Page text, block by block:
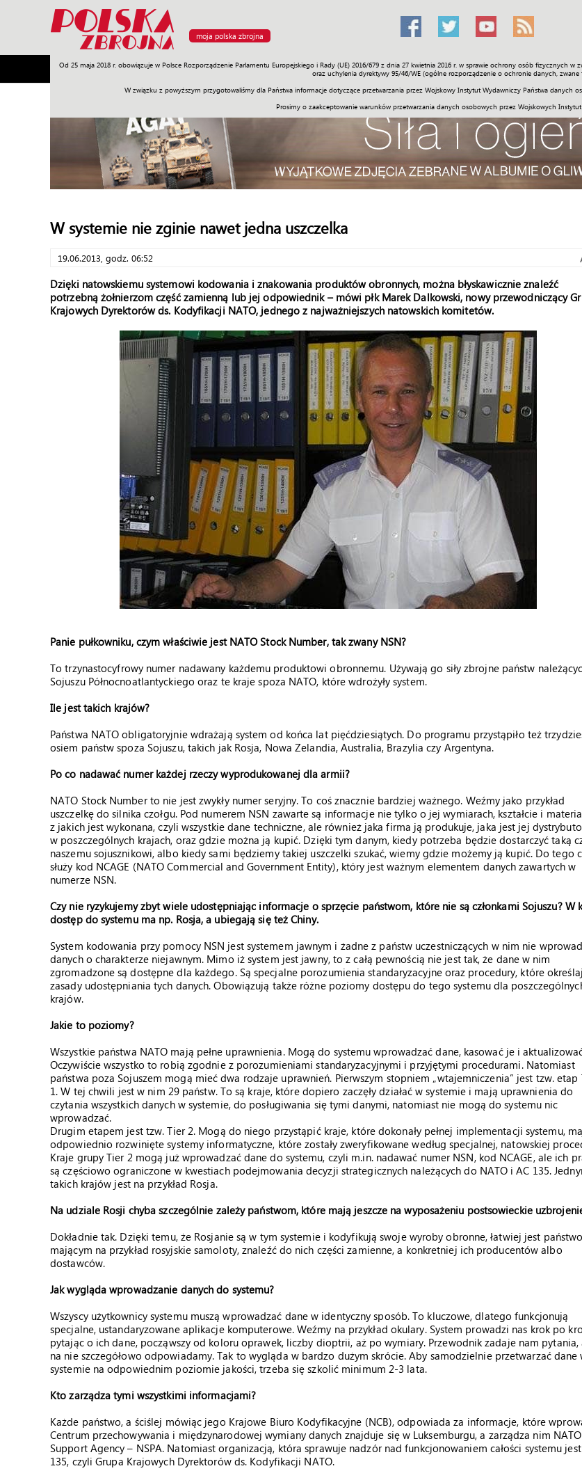
moja polska zbrojna
Od 25 maja 2018 r. obowiązuje w Polsce Rozporządzenie Parlamentu Europejskiego i Rady (UE) 2016/679 z dnia 27 kwietnia 2016 r. w sprawie ochrony osób fizycznych
oraz uchylenia dyrektywy 95/46/WE (ogólne rozporządzenie o ochronie danych, zwane
W związku z powyższym przygotowaliśmy dla Państwa informacje dotyczące przetwarzania przez Wojskowy Instytut Wydawniczy Państwa danych
Prosimy o zaakceptowanie warunków przetwarzania danych osobowych przez Wojskowych
Armia Poligon Sprzęt Misje Polityka Prawo Świat Społeczność Sport Historia Galerie Wideo
W systemie nie zginie nawet jedna uszczelka
19.06.2013, godz. 06:52
Dzięki natowskiemu systemowi kodowania i znakowania produktów obronnych, można błyskawicznie znaleźć
potrzebną żołnierzom część zamienną lub jej odpowiednik – mówi płk Marek Dalkowski, nowy przewodniczący
Krajowych Dyrektorów ds. Kodyfikacji NATO, jednego z najważniejszych natowskich komitetów.
Panie pułkowniku, czym właściwie jest NATO Stock Number, tak zwany NSN?
To trzynastocyfrowy numer nadawany każdemu produktowi obronnemu. Używają go siły zbrojne państw
Sojuszu Północnoatlantyckiego oraz te kraje spoza NATO, które wdrożyły system.
Ile jest takich krajów?
Państwa NATO obligatoryjnie wdrażają system od końca lat pięćdziesiątych. Do programu przystąpiło też
osiem państw spoza Sojuszu, takich jak Rosja, Nowa Zelandia, Australia, Brazylia czy Argentyna.
Po co nadawać numer każdej rzeczy wyprodukowanej dla armii?
NATO Stock Number to nie jest zwykły numer seryjny. To coś znacznie bardziej ważnego. Weźmy jako przykład
uszczelkę do silnika czołgu. Pod numerem NSN zawarte są informacje nie tylko o jej wymiarach, kształcie i
z jakich jest wykonana, czyli wszystkie dane techniczne, ale również jaka firma ją produkuje, jaka jest jej
w poszczególnych krajach, oraz gdzie można ją kupić. Dzięki tym danym, kiedy potrzeba będzie dostarczyć taką
naszemu sojusznikowi, albo kiedy sami będziemy takiej uszczelki szukać, wiemy gdzie możemy ją kupić. Do tego
służy kod NCAGE (NATO Commercial and Government Entity), który jest ważnym elementem danych zawartych w
numerze NSN.
Czy nie ryzykujemy zbyt wiele udostępniając informacje o sprzęcie państwom, które nie są członkami Sojuszu? W
dostęp do systemu ma np. Rosja, a ubiegają się też Chiny.
System kodowania przy pomocy NSN jest systemem jawnym i żadne z państw uczestniczących w nim nie
danych o charakterze niejawnym. Mimo iż system jest jawny, to z całą pewnością nie jest tak, że dane w nim
zgromadzone są dostępne dla każdego. Są specjalne porozumienia standaryzacyjne oraz procedury, które
zasady udostępniania tych danych. Obowiązują także różne poziomy dostępu do tego systemu dla
krajów.
Jakie to poziomy?
Wszystkie państwa NATO mają pełne uprawnienia. Mogą do systemu wprowadzać dane, kasować je i
Oczywiście wszystko to robią zgodnie z porozumieniami standaryzacyjnymi i przyjętymi procedurami. Natomiast
państwa poza Sojuszem mogą mieć dwa rodzaje uprawnień. Pierwszym stopniem „wtajemniczenia” jest tzw. etap
1. W tej chwili jest w nim 29 państw. To są kraje, które dopiero zaczęły działać w systemie i mają uprawnienia do
czytania wszystkich danych w systemie, do posługiwania się tymi danymi, natomiast nie mogą do systemu nic
wprowadzać.
Drugim etapem jest tzw. Tier 2. Mogą do niego przystąpić kraje, które dokonały pełnej implementacji systemu,
odpowiednio rozwinięte systemy informatyczne, które zostały zweryfikowane według specjalnej, natowskiej
Kraje grupy Tier 2 mogą już wprowadzać dane do systemu, czyli m.in. nadawać numer NSN, kod NCAGE, ale ich
są częściowo ograniczone w kwestiach podejmowania decyzji strategicznych należących do NATO i AC 135.
takich krajów jest na przykład Rosja.
Na udziale Rosji chyba szczególnie zależy państwom, które mają jeszcze na wyposażeniu postsowieckie
Dokładnie tak. Dzięki temu, że Rosjanie są w tym systemie i kodyfikują swoje wyroby obronne, łatwiej jest
mającym na przykład rosyjskie samoloty, znaleźć do nich części zamienne, a konkretniej ich producentów albo
dostawców.
Jak wygląda wprowadzanie danych do systemu?
Wszyscy użytkownicy systemu muszą wprowadzać dane w identyczny sposób. To kluczowe, dlatego funkcjonują
specjalne, ustandaryzowane aplikacje komputerowe. Weźmy na przykład okulary. System prowadzi nas krok po
pytając o ich dane, począwszy od koloru oprawek, liczby dioptrii, aż po wymiary. Przewodnik zadaje nam pytania,
na nie szczegółowo odpowiadamy. Tak to wygląda w bardzo dużym skrócie. Aby samodzielnie przetwarzać dane
systemie na odpowiednim poziomie jakości, trzeba się szkolić minimum 2-3 lata.
Kto zarządza tymi wszystkimi informacjami?
Każde państwo, a ściślej mówiąc jego Krajowe Biuro Kodyfikacyjne (NCB), odpowiada za informacje, które
Centrum przechowywania i międzynarodowej wymiany danych znajduje się w Luksemburgu, a zarządza nim NATO
Support Agency – NSPA. Natomiast organizacją, która sprawuje nadzór nad funkcjonowaniem całości systemu
135, czyli Grupa Krajowych Dyrektorów ds. Kodyfikacji NATO.